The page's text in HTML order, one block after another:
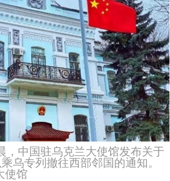
，中国驻乌克兰大使馆发布关于
乌专列撤往西部邻国的通知。
使馆